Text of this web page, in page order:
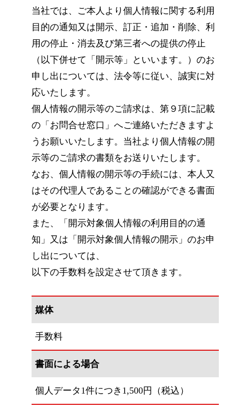
当社では、ご本人より個人情報に関する利用
目的の通知又は開示、訂正・追加・削除、利
用の停止・消去及び第三者への提供の停止
（以下併せて「開示等」といいます。）のお
申し出については、法令等に従い、誠実に対
応いたします。
個人情報の開示等のご請求は、第９項に記載
の「お問合せ窓口」へご連絡いただきますよ
うお願いいたします。当社より個人情報の開
示等のご請求の書類をお送りいたします。
なお、個人情報の開示等の手続には、本人又
はその代理人であることの確認ができる書面
が必要となります。
また、「開示対象個人情報の利用目的の通
知」又は「開示対象個人情報の開示」のお申
し出については、
以下の手数料を設定させて頂きます。
媒体
手数料
書面による場合
個人データ1件につき1,500円（税込）